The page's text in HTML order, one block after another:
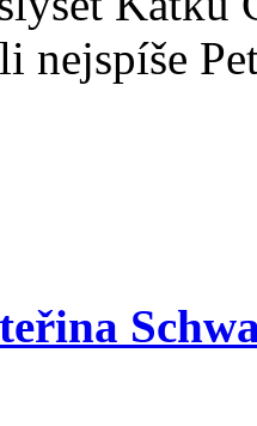
nejspíše